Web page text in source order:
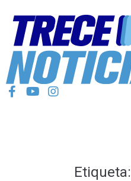
Etiqueta: